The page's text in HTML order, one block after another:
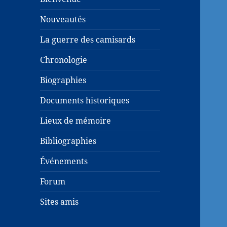
Nouveautés
La guerre des camisards
Chronologie
Biographies
Documents historiques
Lieux de mémoire
Bibliographies
Événements
Forum
Sites amis